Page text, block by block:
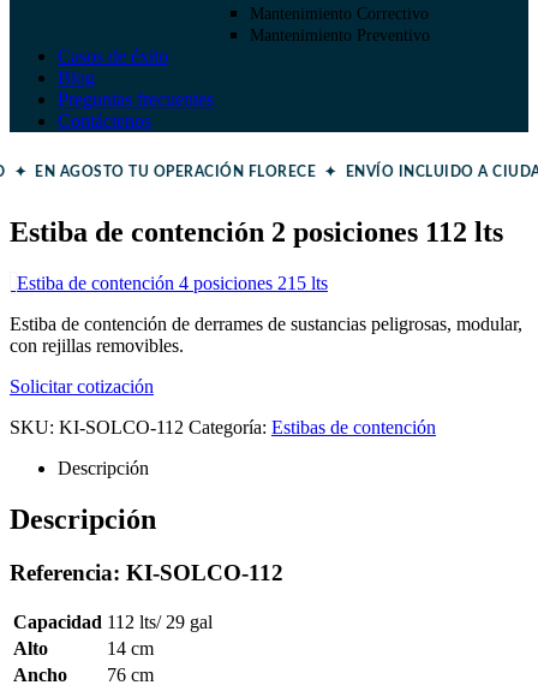
Mantenimiento Correctivo
Mantenimiento Preventivo
Casos de éxito
Blog
Preguntas frecuentes
Contáctenos
✦ EN AGOSTO TU OPERACIÓN FLORECE ✦ ENVÍO INCLUIDO A
Estiba de contención 2 posiciones 112 lts
Estiba de contención 4 posiciones 215 lts
Estiba de contención de derrames de sustancias peligrosas, modular,
con rejillas removibles.
Solicitar cotización
SKU: KI-SOLCO-112 Categoría: Estibas de contención
Descripción
Descripción
Referencia: KI-SOLCO-112
Capacidad 112 lts/ 29 gal
Alto
14 cm
Ancho
76 cm